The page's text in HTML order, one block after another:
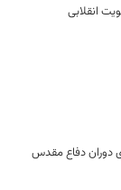
هویت انقلابی
دوران دفاع مقدس